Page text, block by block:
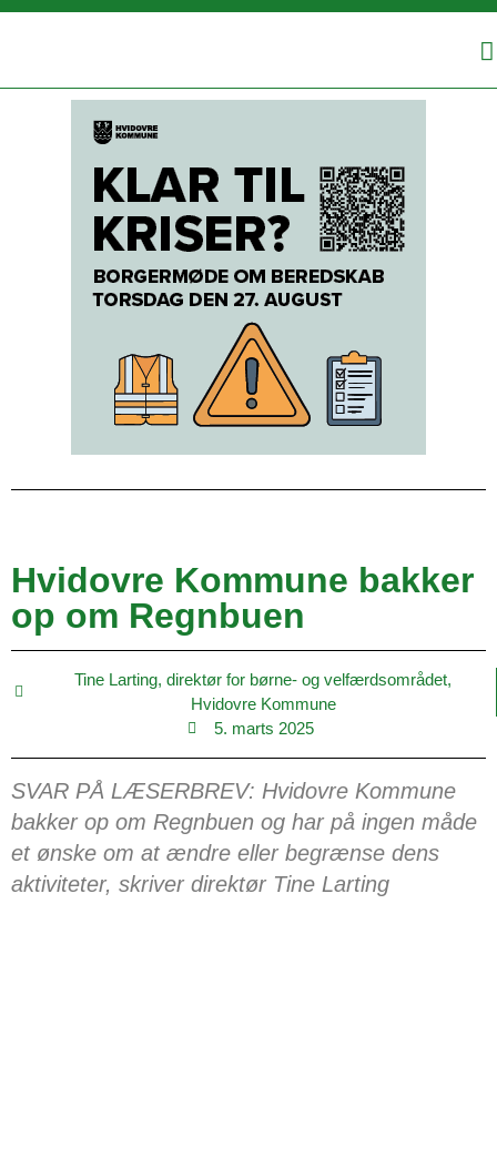
Hvidovre Kommune bakker
op om Regnbuen
Tine Larting, direktør for børne- og velfærdsområdet,
Hvidovre Kommune
5. marts 2025
SVAR PÅ LÆSERBREV: Hvidovre Kommune
bakker op om Regnbuen og har på ingen måde
et ønske om at ændre eller begrænse dens
aktiviteter, skriver direktør Tine Larting